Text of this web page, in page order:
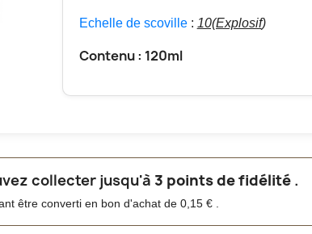
Echelle de scoville: 10(Explosif)
Contenu : 120ml
collecter jusqu'à 3 points de fidélité .
être converti en bon d'achat de0,15 € .